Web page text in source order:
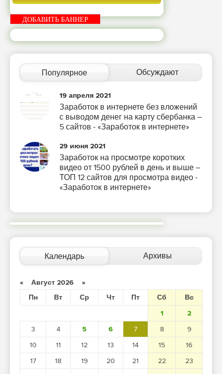
ДОБАВИТЬ БАННЕР
Популярное Обсуждают
19 апреля 2021
Заработок в интернете без вложений
с выводом денег на карту сбербанка –
5 сайтов - «Заработок в интернете»
29 июня 2021
Заработок на просмотре коротких
видео от 1500 рублей в день и выше –
ТОП 12 сайтов для просмотра видео -
«Заработок в интернете»
Календарь Архивы
« Август 2026 »
Пн
Вт Ср Чт Пт Сб
Вс
1
2
3
4 5 6 7 8
9
10
11 12 13 14 15
16
17
18 19 20 21 22
23